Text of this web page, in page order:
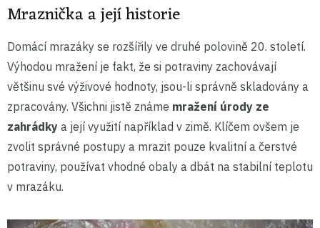
Mraznička a její historie
Domácí mrazáky se rozšířily ve druhé polovině 20. století.
Výhodou mražení je fakt, že si potraviny zachovávají
většinu své výživové hodnoty, jsou-li správně skladovány a
zpracovány. Všichni jistě známe mražení úrody ze
zahrádky a její využití například v zimě. Klíčem ovšem je
zvolit správné postupy a mrazit pouze kvalitní a čerstvé
potraviny, používat vhodné obaly a dbát na stabilní teplotu
v mrazáku.